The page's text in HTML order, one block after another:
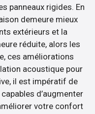
panneaux rigides. En
demeure mieux
extérieurs et la
réduite, alors les
ces améliorations
acoustique pour
il est impératif de
d’augmenter
votre confort